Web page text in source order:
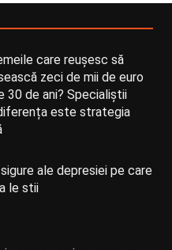
care reușesc să
zeci de mii de euro
30 de ani? Specialiștii
este strategia
ale depresiei pe care
le stii